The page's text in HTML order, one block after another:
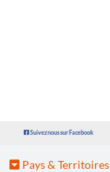
Suivez nous sur Facebook
Pays & Territoires